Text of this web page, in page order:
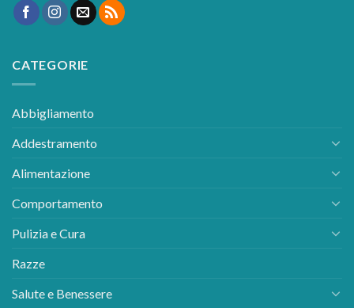
CATEGORIE
Abbigliamento
Addestramento
Alimentazione
Comportamento
Pulizia e Cura
Razze
Salute e Benessere